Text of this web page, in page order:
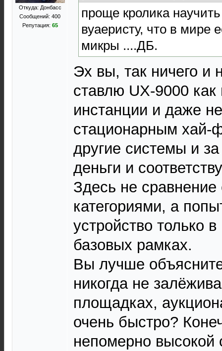
Откуда: Донбасс
Сообщений: 400
Репутация: 65
проще кролика
вуаеристу, что в мире
микры ....ДБ.
Эх вы, так ничего и
ставлю UX-9000
инстанции и даже
стационарным хай-
другие системы и
деньги и
Здесь не
категориями, а
устройство только
базовых рамках.
Вы лучше
никогда не
площадках,
очень быстро?
непомерно высокой